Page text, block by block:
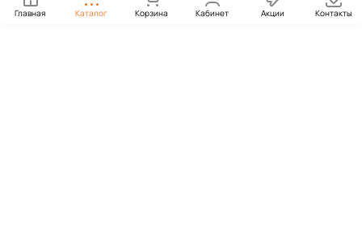
Главная Каталог Корзина Кабинет Акции Контакты